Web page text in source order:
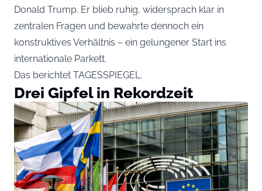
Donald Trump. Er blieb ruhig, widersprach klar in
zentralen Fragen und bewahrte dennoch ein
konstruktives Verhältnis – ein gelungener Start ins
internationale Parkett.
Das berichtet TAGESSPIEGEL.
Drei Gipfel in Rekordzeit